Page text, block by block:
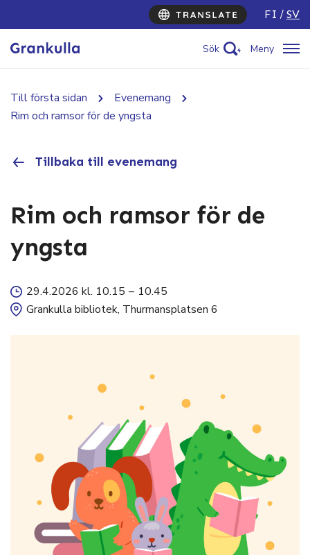
FI SV
Sök Meny
Till första sidan
Evenemang
Rim och ramsor för de yngsta
Tillbaka till evenemang
Rim och ramsor för de
yngsta
29.4.2026 kl. 10.15 – 10.45
Grankulla bibliotek, Thurmansplatsen 6